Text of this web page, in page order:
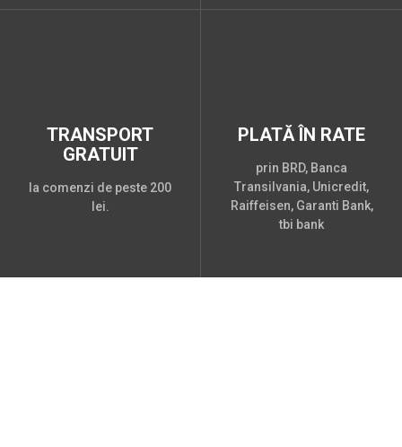
TRANSPORT
GRATUIT
la comenzi de peste 200
lei.
PLATĂ ÎN RATE
prin BRD, Banca
Transilvania, Unicredit,
Raiffeisen, Garanti Bank,
tbi bank